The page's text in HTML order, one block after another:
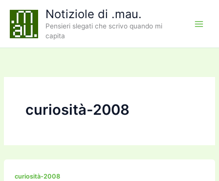
contenuto
Notiziole di .mau.
Pensieri slegati che scrivo quando mi
capita
curiosità-2008
curiosità-2008